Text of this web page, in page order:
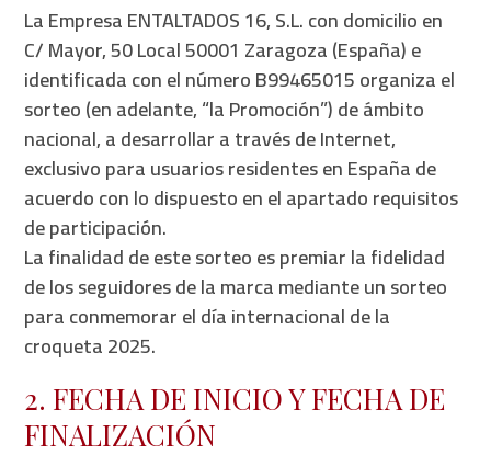
La Empresa ENTALTADOS 16, S.L. con domicilio en
C/ Mayor, 50 Local 50001 Zaragoza (España) e
identificada con el número B99465015 organiza el
sorteo (en adelante, “la Promoción”) de ámbito
nacional, a desarrollar a través de Internet,
exclusivo para usuarios residentes en España de
acuerdo con lo dispuesto en el apartado requisitos
de participación.
La finalidad de este sorteo es premiar la fidelidad
de los seguidores de la marca mediante un sorteo
para conmemorar el día internacional de la
croqueta 2025.
2. FECHA DE INICIO Y FECHA DE
FINALIZACIÓN